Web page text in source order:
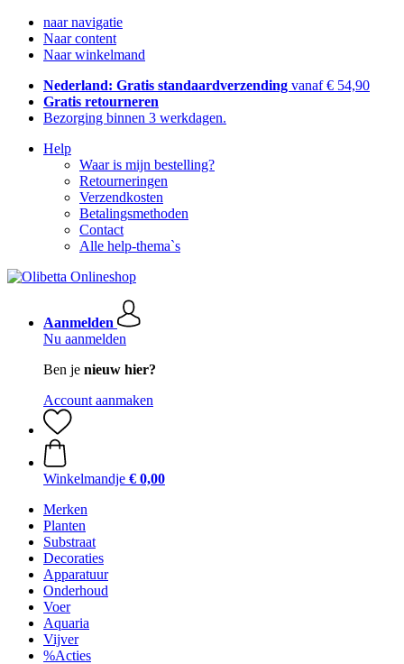
naar navigatie
Naar content
Naar winkelmand
Nederland: Gratis standaardverzending vanaf € 54,90
Gratis retourneren
Bezorging binnen 3 werkdagen.
Help
Waar is mijn bestelling?
Retourneringen
Verzendkosten
Betalingsmethoden
Contact
Alle help-thema`s
Aanmelden
Nu aanmelden
Ben je nieuw hier?
Account aanmaken
Winkelmandje € 0,00
Merken
Planten
Substraat
Decoraties
Apparatuur
Onderhoud
Voer
Aquaria
Vijver
%Acties